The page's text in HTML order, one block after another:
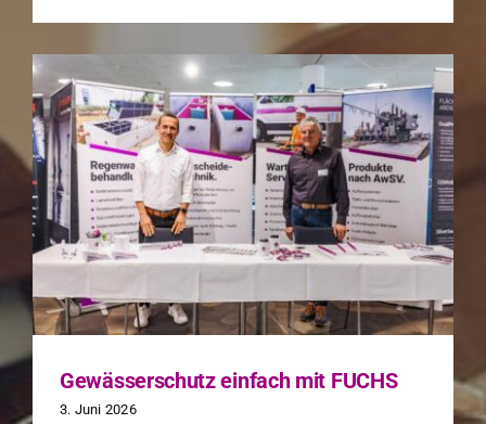
Gewässerschutz einfach mit FUCHS
3. Juni 2026